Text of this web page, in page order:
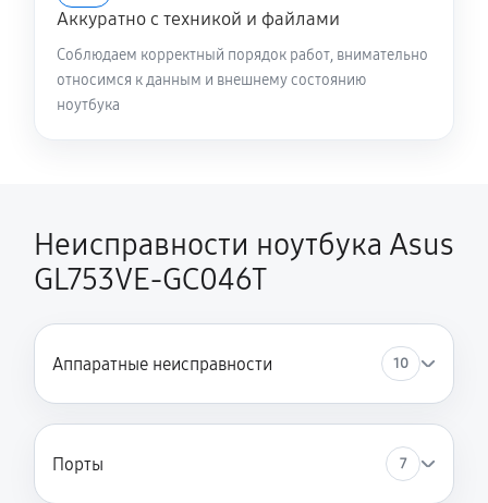
Замена HDMI ноутбука Asus GL753VE-GC046T
720 руб 60 минут
Аккуратно с техникой и файлами
Соблюдаем корректный порядок работ, внимательно
относимся к данным и внешнему состоянию
ноутбука
Неисправности ноутбука Asus
GL753VE-GC046T
Аппаратные неисправности 10
Порты 7